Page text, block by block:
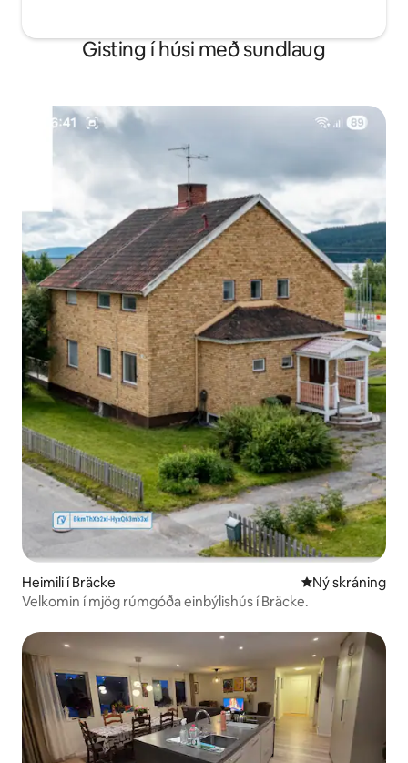
Gisting í húsi með sundlaug
Heimili í Bräcke Ný gistiaðstaða
Ný skráning
Velkomin í mjög rúmgóða einbýlishús í Bräcke.